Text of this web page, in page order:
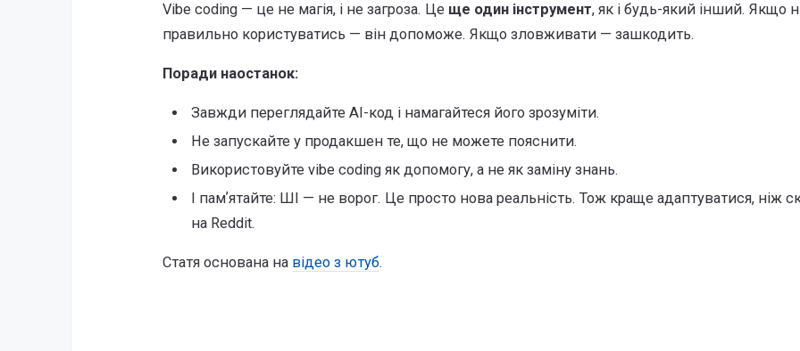
Vibe coding — це не магія, і не загроза. Це ще один інструмент, як і будь-який інший. Якщо
правильно користуватись — він допоможе. Якщо зловживати — зашкодить.
Поради наостанок:
Завжди переглядайте AI-код і намагайтеся його зрозуміти.
Не запускайте у продакшен те, що не можете пояснити.
Використовуйте vibe coding як допомогу, а не як заміну знань.
І памʼятайте: ШІ — не ворог. Це просто нова реальність. Тож краще адаптуватися, ніж
на Reddit.
Статя основана на відео з ютуб.